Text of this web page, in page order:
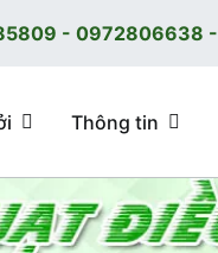
- 0972806638 -
có F.reeShip tại Hà Nội
Thông tin